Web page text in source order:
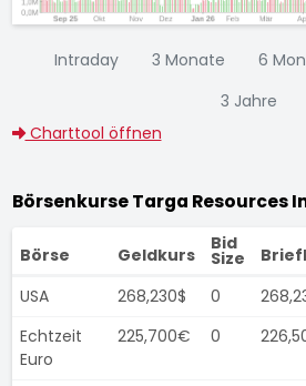
Intraday 3 Monate 6
3 Jahre
Charttool öffnen
Börsenkurse Targa Resources
Börse Geldkurs
Bid
Size
USA
268,230$ 0
Echtzeit
Euro
225,700€ 0